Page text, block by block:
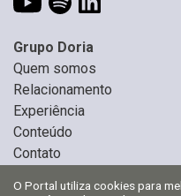
Grupo Doria
Quem somos
Relacionamento
Experiência
Conteúdo
Contato
O Portal utiliza cookies para